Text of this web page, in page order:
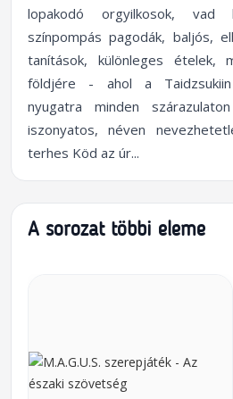
lopakodó orgyilkosok, vad
színpompás pagodák, baljós,
tanítások, különleges ételek,
földjére - ahol a
nyugatra minden
iszonyatos, néven
terhes Köd az úr...
A sorozat többi eleme